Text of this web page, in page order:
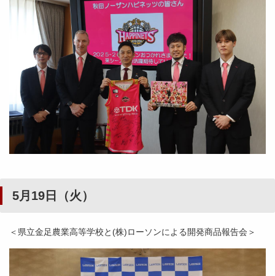
5月19日（火）
＜県立金足農業高等学校と(株)ローソンによる開発商品報告会＞